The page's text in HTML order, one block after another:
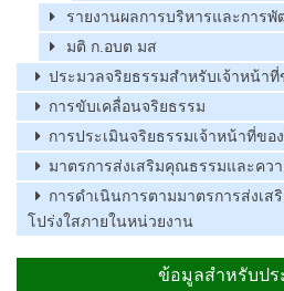
รายงานผลการบริหารและการ
มติ ก.อบต มส
ประมวลจริยธรรมสำหรับเจ้าหน้าที่
การขับเคลื่อนจริยธรรม
การประเมินจริยธรรมเจ้าหน้าที่ขอ
มาตรการส่งเสริมคุณธรรมและคว
การดำเนินการตามมาตรการส่งเ
โปร่งใสภายในหน่วยงาน
ข้อมูลสำหรับปร